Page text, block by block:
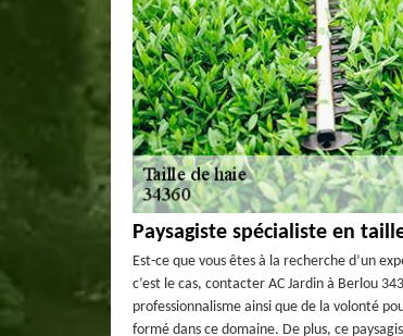
Paysagiste spécialiste en
Est-ce que vous êtes à la recherche d’un
c’est le cas, contacter AC Jardin à Berlou
professionnalisme ainsi que de la volonté
formé dans ce domaine. De plus, ce